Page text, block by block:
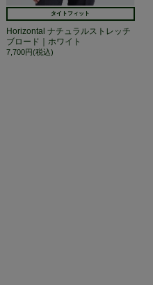
タイトフィット
Horizontal ナチュラルストレッチ
ブロード｜ホワイト
7,700円(税込)